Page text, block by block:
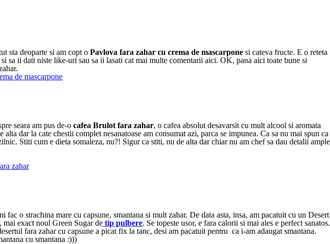
sta deoparte si am copt o Pavlova fara zahar cu crema de mascarpone si cateva fructe. E o reteta
sa ii dati niste like-uri sau sa ii lasati cat mai multe comentarii aici. OK, pana aici toate bune si
seara am pus de-o cafea Brulot fara zahar, o cafea absolut desavarsit cu mult alcool si aromata
alta dar la cate chestii complet nesanatoase am consumat azi, parca se impunea. Ca sa nu mai spun ca
Stiti cum e dieta somaleza, nu?! Sigur ca stiti, nu de alta dar chiar nu am chef sa dau detalii ample
o strachina mare cu capsune, smantana si mult zahar. De data asta, insa, am pacatuit cu un Desert
, mai exact noul Green Sugar de tip pulbere. Se topeste usor, e fara calorii si mai ales e perfect sanatos.
fara zahar cu capsune a picat fix la tanc, desi am pacatuit pentru ca i-am adaugat smantana.
cu smantana :)))